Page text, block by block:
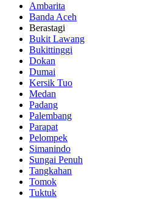
Ambarita
Banda Aceh
Berastagi
Bukit Lawang
Bukittinggi
Dokan
Dumai
Kersik Tuo
Medan
Padang
Palembang
Parapat
Pelompek
Simanindo
Sungai Penuh
Tangkahan
Tomok
Tuktuk